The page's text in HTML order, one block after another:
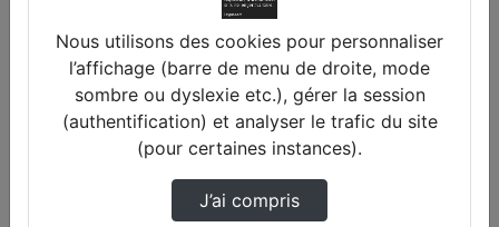
Collège LOUIS ARMAND (18) ST DOULCHARD
Thèmes de Collège LOUIS ARMAND
(18) ST DOULCHARD
Disciplines
Nous utilisons des cookies pour personnaliser
l’affichage (barre de menu de droite, mode
sombre ou dyslexie etc.), gérer la session
(authentification) et analyser le trafic du site
(pour certaines instances).
J’ai compris